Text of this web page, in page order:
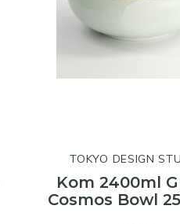
TOKYO DESIGN
Kom 2400ml
Cosmos Bowl